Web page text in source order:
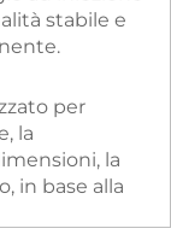
stabile e
per
la
la
in base alla